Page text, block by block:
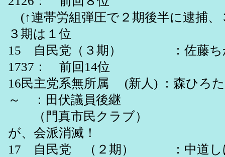
(↑連帯労組弾圧で２期後半に
３期は１位
15 自民党（３期） ：佐藤ち
1737： 前回14位
16民主党系無所属 (新人) ：森
～ ：田伏議員後継
（門真市
が、会派消滅！
17 自民党 （２期） ：中道し